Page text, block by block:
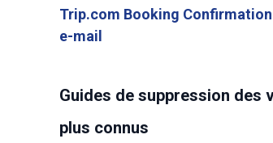
Trip.com Booking
e-mail
Guides de suppression des
plus connus